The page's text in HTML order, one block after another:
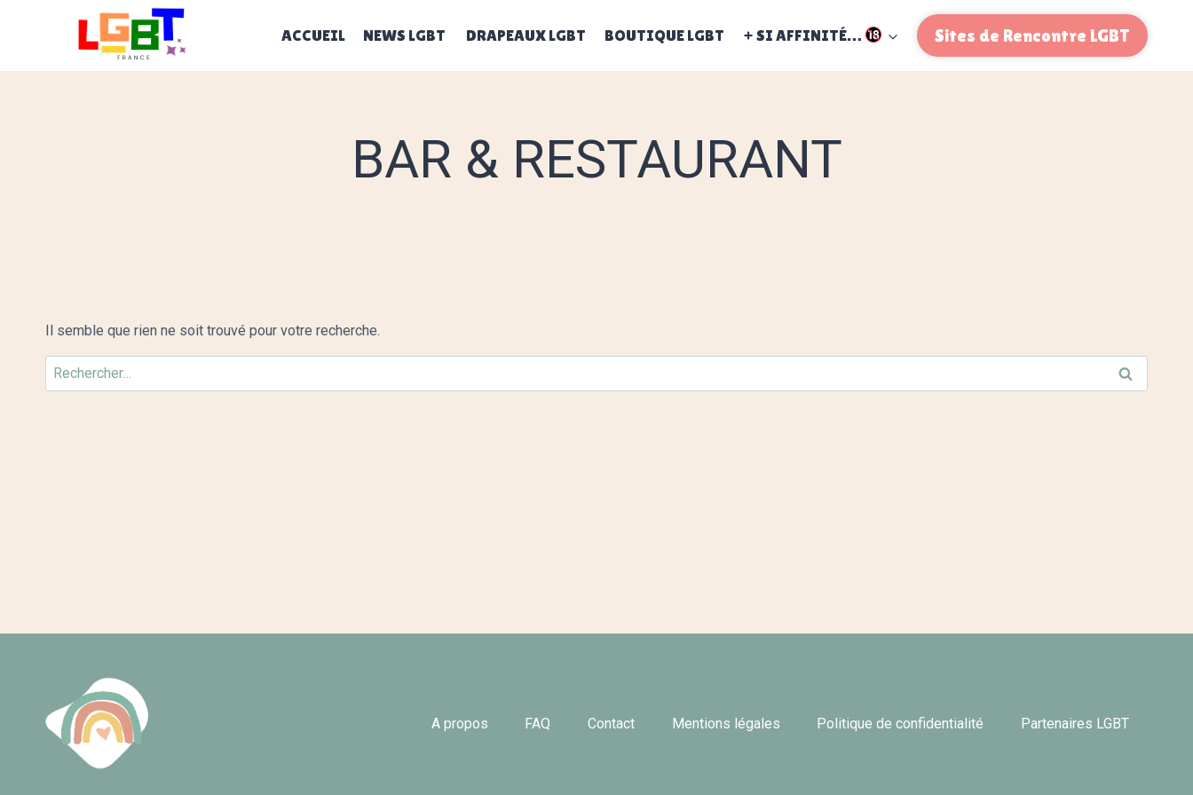
ACCUEIL NEWS LGBT DRAPEAUX LGBT BOUTIQUE LGBT + SI AFFINITÉ… Sites de Rencontre LGBT
BAR & RESTAURANT
Il semble que rien ne soit trouvé pour votre recherche.
Rechercher :
A propos FAQ Contact Mentions légales Politique de confidentialité Partenaires LGBT